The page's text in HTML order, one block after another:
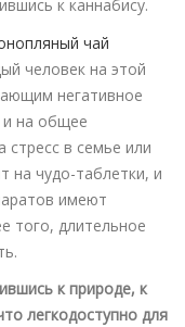
к каннабису.
человек на этой
негативное
и на общее
стресс в семье или
на чудо-таблетки, и
имеют
того, длительное
к природе, к
легкодоступно для